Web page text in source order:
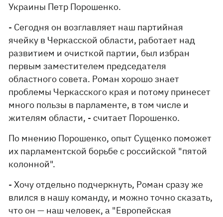
Украины Петр Порошенко.
- Сегодня он возглавляет наш партийная
ячейку в Черкасской области, работает над
развитием и очисткой партии, был избран
первым заместителем председателя
областного совета. Роман хорошо знает
проблемы Черкасского края и потому принесет
много пользы в парламенте, в том числе и
жителям области, - считает Порошенко.
По мнению Порошенко, опыт Сущенко поможет
их парламентской борьбе с российской "пятой
колонной".
- Хочу отдельно подчеркнуть, Роман сразу же
влился в нашу команду, и можно точно сказать,
что он — наш человек, а "Европейская